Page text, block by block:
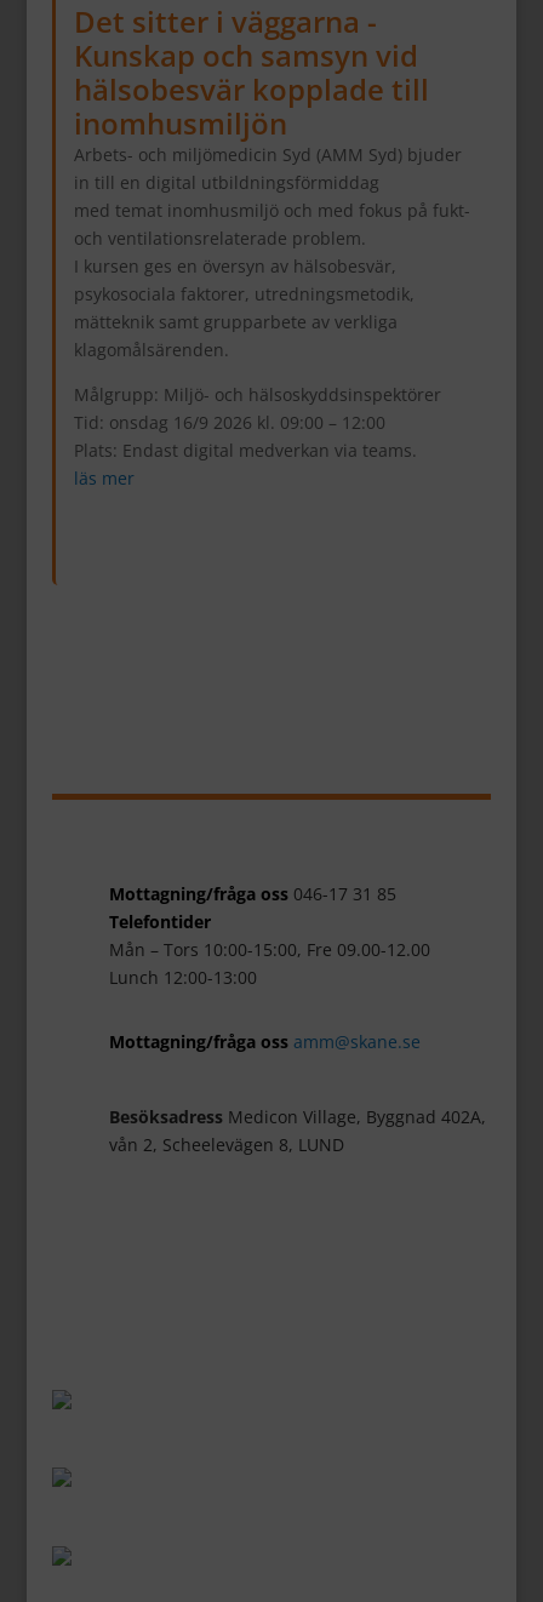
Det sitter i väggarna -
Kunskap och samsyn vid
hälsobesvär kopplade till
inomhusmiljön
Arbets- och miljömedicin Syd (AMM Syd) bjuder
in till en digital utbildningsförmiddag
med temat inomhusmiljö och med fokus på fukt-
och ventilationsrelaterade problem.
I kursen ges en översyn av hälsobesvär,
psykosociala faktorer, utredningsmetodik,
mätteknik samt grupparbete av verkliga
klagomålsärenden.
Målgrupp: Miljö- och hälsoskyddsinspektörer
Tid: onsdag 16/9 2026 kl. 09:00 – 12:00
Plats: Endast digital medverkan via teams.
läs mer
Mottagning/fråga oss 046-17 31 85
Telefontider
Mån – Tors 10:00-15:00, Fre 09.00-12.00
Lunch 12:00-13:00
Mottagning/fråga oss amm@skane.se
Besöksadress Medicon Village, Byggnad 402A,
vån 2, Scheelevägen 8, LUND